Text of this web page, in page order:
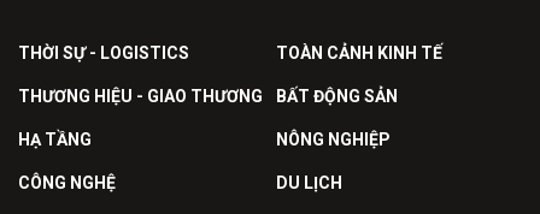
THỜI SỰ - LOGISTICS TOÀN CẢNH KINH TẾ
THƯƠNG HIỆU - GIAO THƯƠNG BẤT ĐỘNG SẢN
HẠ TẦNG NÔNG NGHIỆP
CÔNG NGHỆ DU LỊCH